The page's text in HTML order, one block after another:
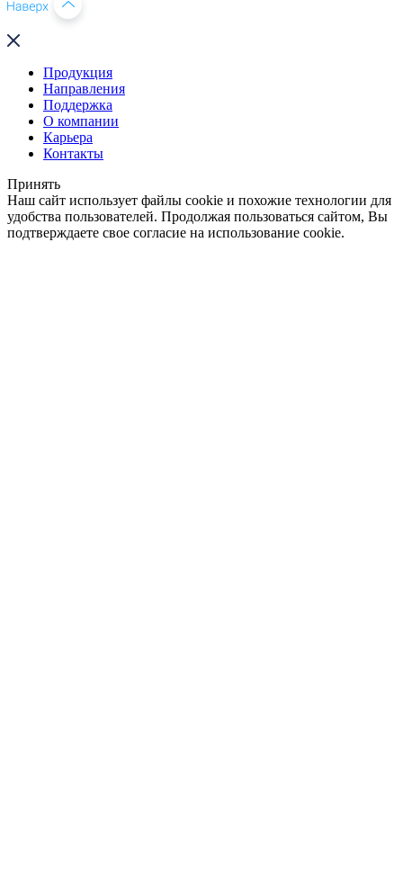
Продукция
Направления
Поддержка
О компании
Карьера
Контакты
Принять
Наш сайт использует файлы cookie и похожие технологии для
удобства пользователей. Продолжая пользоваться сайтом, Вы
подтверждаете свое согласие на использование cookie.